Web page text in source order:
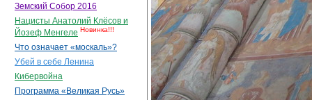
Земский Собор 2016
Нацисты Анатолий Клёсов и
Йозеф Менгеле Новинка!!!
Что означает «москаль»?
Убей в себе Ленина
Кибервойна
Программа «Великая Русь»